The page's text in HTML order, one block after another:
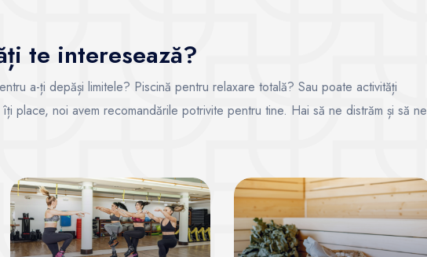
te interesează?
a-ți depăși limitele? Piscină pentru relaxare totală? Sau poate activități
place, noi avem recomandările potrivite pentru tine. Hai să ne distrăm și să ne